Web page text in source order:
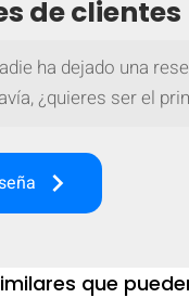
de clientes
ha dejado una
¿quieres ser el
keyboard_arrow_right
que